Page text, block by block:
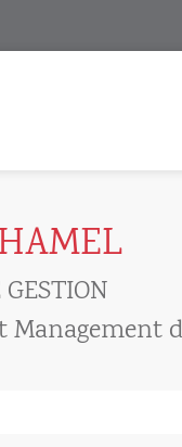
GESTION
Management